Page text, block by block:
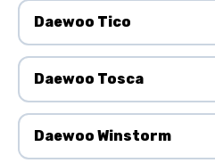
Daewoo Tico
Daewoo Tosca
Daewoo Winstorm